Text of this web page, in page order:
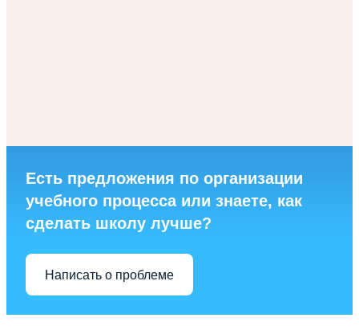
Есть предложения по организации
учебного процесса или знаете, как
сделать школу лучше?
Написать о проблеме